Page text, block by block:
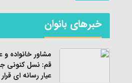
خبرهای بانوان
مشاور خانواده
قم: نسل کنونی
عیار رسانه ای